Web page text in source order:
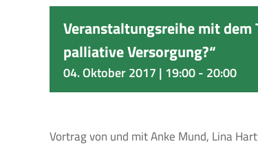
Veranstaltungsreihe mit dem
palliative Versorgung?“
04. Oktober 2017 | 19:00- 20:00
Vortrag von und mit Anke Mund, Lina